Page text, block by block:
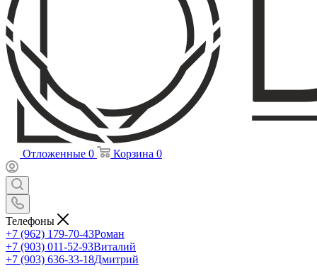
Отложенные 0 Корзина 0
Телефоны
+7 (962) 179-70-43Роман
+7 (903) 011-52-93Виталий
+7 (903) 636-33-18Дмитрий